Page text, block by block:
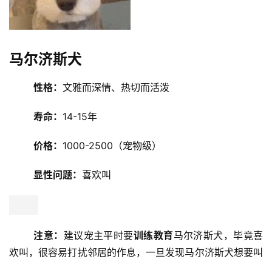
马尔济斯犬
性格： 文雅而深情、热切而活泼
寿命： 14-15年
价格： 1000-2500（宠物级）
显性问题： 喜欢叫